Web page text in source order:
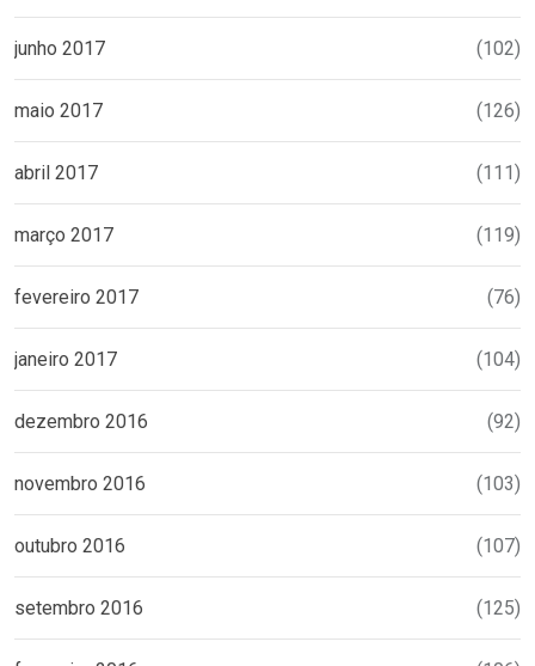
junho 2017 (102)
maio 2017 (126)
abril 2017 (111)
março 2017 (119)
fevereiro 2017 (76)
janeiro 2017 (104)
dezembro 2016 (92)
novembro 2016 (103)
outubro 2016 (107)
setembro 2016 (125)